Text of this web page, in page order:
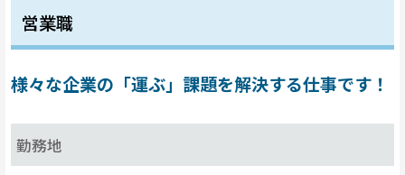
営業職
様々な企業の「運ぶ」課題を解決する仕事です！
勤務地